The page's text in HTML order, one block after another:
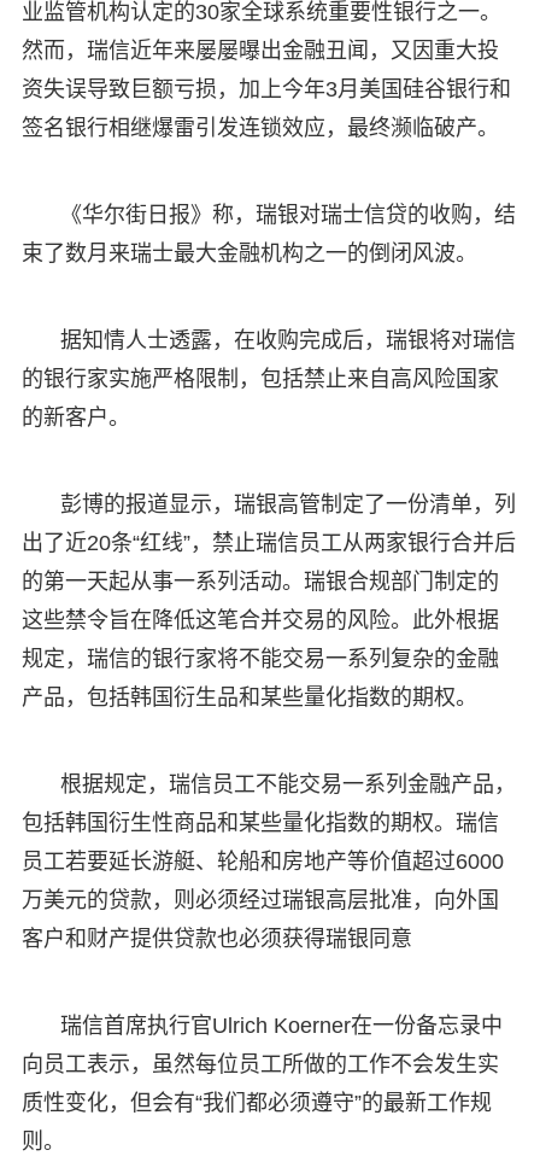
业监管机构认定的30家全球系统重要性银行之一。
然而，瑞信近年来屡屡曝出金融丑闻，又因重大投
资失误导致巨额亏损，加上今年3月美国硅谷银行和
签名银行相继爆雷引发连锁效应，最终濒临破产。
《华尔街日报》称，瑞银对瑞士信贷的收购，结
束了数月来瑞士最大金融机构之一的倒闭风波。
据知情人士透露，在收购完成后，瑞银将对瑞信
的银行家实施严格限制，包括禁止来自高风险国家
的新客户。
彭博的报道显示，瑞银高管制定了一份清单，列
出了近20条“红线”，禁止瑞信员工从两家银行合并后
的第一天起从事一系列活动。瑞银合规部门制定的
这些禁令旨在降低这笔合并交易的风险。此外根据
规定，瑞信的银行家将不能交易一系列复杂的金融
产品，包括韩国衍生品和某些量化指数的期权。
根据规定，瑞信员工不能交易一系列金融产品，
包括韩国衍生性商品和某些量化指数的期权。瑞信
员工若要延长游艇、轮船和房地产等价值超过6000
万美元的贷款，则必须经过瑞银高层批准，向外国
客户和财产提供贷款也必须获得瑞银同意
瑞信首席执行官Ulrich Koerner在一份备忘录中
向员工表示，虽然每位员工所做的工作不会发生实
质性变化，但会有“我们都必须遵守”的最新工作规
则。